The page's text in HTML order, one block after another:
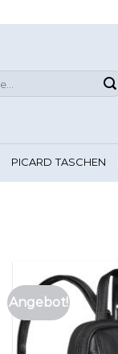
PICARD TASCHEN
Angebot!